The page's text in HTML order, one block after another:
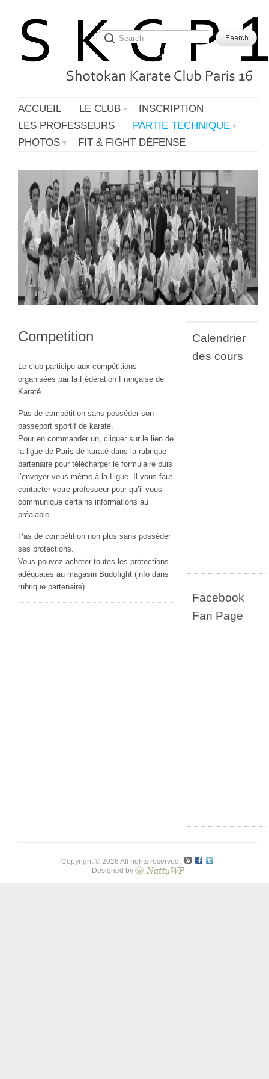
ACCUEIL LE CLUB
INSCRIPTION
LES PROFESSEURS
PARTIE TECHNIQUE
PHOTOS
FIT & FIGHT DÉFENSE
Competition
Le club participe aux compétitions
organisées par la Fédération Française de
Karaté.
Pas de compétition sans posséder son
passeport sportif de karaté.
Pour en commander un, cliquer sur le lien de
la ligue de Paris de karaté dans la rubrique
partenaire pour télécharger le formulaire puis
l’envoyer vous même à la Ligue. Il vous faut
contacter votre professeur pour qu’il vous
communique certains informations au
préalable.
Pas de compétition non plus sans posséder
ses protections.
Vous pouvez acheter toutes les protections
adéquates au magasin Budofight (info dans
rubrique partenaire).
Calendrier
des cours
Facebook
Fan Page
Copyright © 2026 All rights reserved.
Designed by